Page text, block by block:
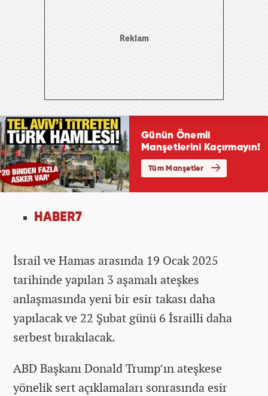
HABER7
İsrail ve Hamas arasında 19 Ocak 2025
tarihinde yapılan 3 aşamalı ateşkes
anlaşmasında yeni bir esir takası daha
yapılacak ve 22 Şubat günü 6 İsrailli daha
serbest bırakılacak.
ABD Başkanı Donald Trump’ın ateşkese
yönelik sert açıklamaları sonrasında esir